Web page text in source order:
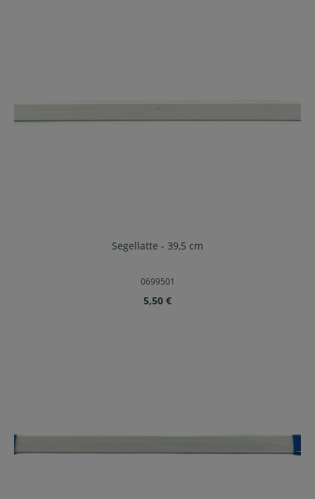
Segellatte - 39,5 cm
0699501
Regulärer Preis:
5,50 €